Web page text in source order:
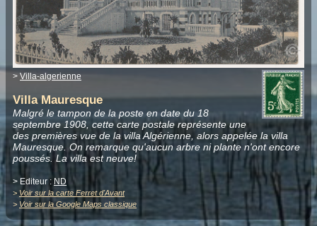
> Villa-algerienne
Villa Mauresque
Malgré le tampon de la poste en date du 18
septembre 1908, cette carte postale représente une
des premières vue de la villa Algérienne, alors appelée la villa
Mauresque. On remarque qu'aucun arbre ni plante n'ont encore
poussés. La villa est neuve!
> Editeur : ND
> Voir sur la carte Ferret d'Avant
> Voir sur la Google Maps classique